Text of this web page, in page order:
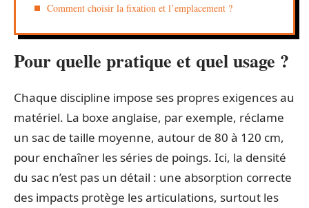
Comment choisir la fixation et l’emplacement ?
Pour quelle pratique et quel usage ?
Chaque discipline impose ses propres exigences au
matériel. La boxe anglaise, par exemple, réclame
un sac de taille moyenne, autour de 80 à 120 cm,
pour enchaîner les séries de poings. Ici, la densité
du sac n’est pas un détail : une absorption correcte
des impacts protège les articulations, surtout les